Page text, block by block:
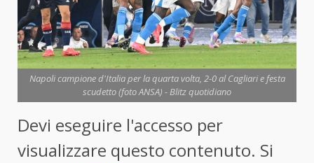
Napoli campione d'Italia per la quarta volta, 2-0 al Cagliari e festa
scudetto (foto ANSA) - Blitz quotidiano
Devi eseguire l'accesso per
visualizzare questo contenuto. Si